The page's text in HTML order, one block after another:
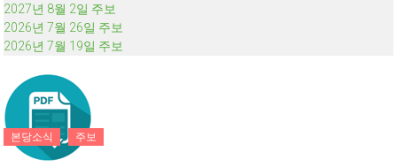
2027년 8월 2일 주보
2026년 7월 26일 주보
2026년 7월 19일 주보
본당소식 주보